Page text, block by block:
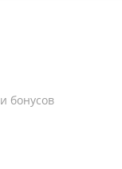
бонусов